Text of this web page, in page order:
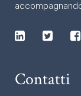
Contatti